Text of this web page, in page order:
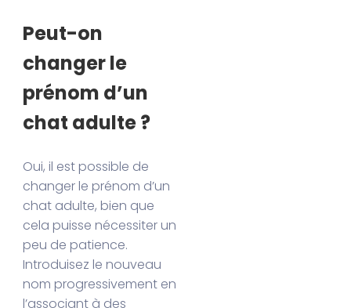
Peut-on
changer le
prénom d’un
chat adulte ?
Oui, il est possible de
changer le prénom d’un
chat adulte, bien que
cela puisse nécessiter un
peu de patience.
Introduisez le nouveau
nom progressivement en
l’associant à des